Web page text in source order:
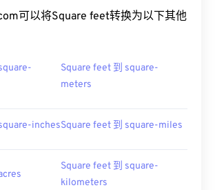
可以将Square feet转换为以下其他
Square feet 到 square-
meters
inchesSquare feet 到 square-miles
Square feet 到 square-
kilometers